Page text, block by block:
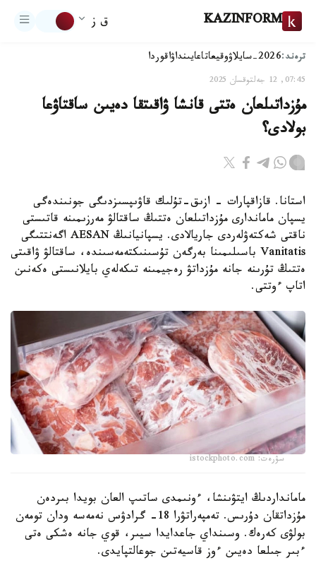
KAZINFORM ق ز
ترەند:2026-سايلاۋ وقيعاتاعايىنداۋاقوردا
07:45, 12 جەلتوقسان 2025
مۇزداتىلعان ەتتى قانشا ۋاقىتقا دەيىن ساقتاۋعا
بولادى؟
استانا. قازاقپارات - ازىق-تۇلىك قاۋىپسىزدىگى جونىندەگى
يسپان ماماندارى مۇزداتىلعان ەتتىڭ ساقتالۋ مەرزىمىنە قاتىستى
ناقتى شەكتەۋلەردى جاريالادى. يسپانيانىڭ AESAN اگەنتتىگى
Vanitatis باسىلىمىنا بەرگەن تۇسىنىكتەمەسىندە، ساقتالۋ ۋاقىتى
ەتتىڭ تۇرىنە جانە مۇزداتۋ رەجيمىنە تىكەلەي بايلانىستى ەكەنىن
اتاپ ءوتتى.
سۋرەت: istockphoto.com
مامانداردىڭ ايتۋىنشا، ءونىمدى ساتىپ العان بويدا بىردەن
مۇزداتقان دۇرىس. تەمپەراتۋرا 18- گرادۋس نەمەسە ودان تومەن
بولۋى كەرەك. وسىنداي جاعدايدا سيىر، قوي جانە ەشكى ەتى
ءبىر جىلعا دەيىن ءوز قاسيەتىن جوعالتپايدى.